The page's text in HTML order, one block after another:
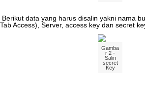
Berikut data yang harus disalin yakni nama
TabAccess) Server, access key dan secret
Gamba
r 2 -
Salin
secret
Key